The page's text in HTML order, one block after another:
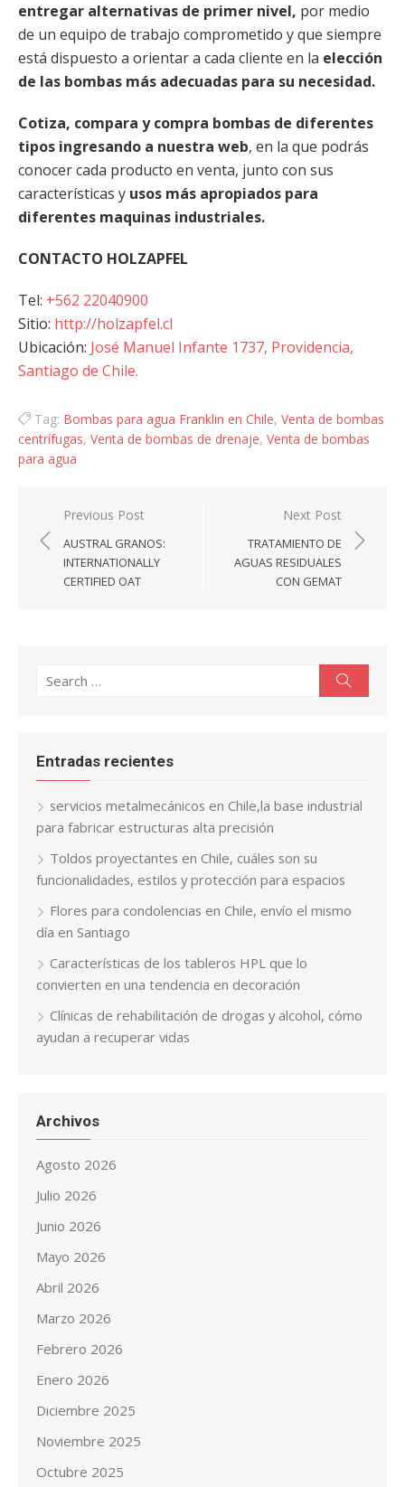
entregar alternativas de primer nivel, por medio
de un equipo de trabajo comprometido y que siempre
está dispuesto a orientar a cada cliente en la elección
de las bombas más adecuadas para su necesidad.
Cotiza, compara y compra bombas de diferentes
tipos ingresando a nuestra web, en la que podrás
conocer cada producto en venta, junto con sus
características y usos más apropiados para
diferentes maquinas industriales.
CONTACTO HOLZAPFEL
Tel: +562 22040900
Sitio: http://holzapfel.cl
Ubicación: José Manuel Infante 1737, Providencia,
Santiago de Chile.
Tag: Bombas para agua Franklin en Chile, Venta de bombas
centrífugas, Venta de bombas de drenaje, Venta de bombas
para agua
Navegación
de
entradas
Previous Post
AUSTRAL GRANOS:
INTERNATIONALLY
CERTIFIED OAT
Next Post
TRATAMIENTO DE
AGUAS RESIDUALES
CON GEMAT
for:
Entradas recientes
servicios metalmecánicos en Chile,la base industrial
para fabricar estructuras alta precisión
Toldos proyectantes en Chile, cuáles son su
funcionalidades, estilos y protección para espacios
Flores para condolencias en Chile, envío el mismo
día en Santiago
Características de los tableros HPL que lo
convierten en una tendencia en decoración
Clínicas de rehabilitación de drogas y alcohol, cómo
ayudan a recuperar vidas
Archivos
Agosto 2026
Julio 2026
Junio 2026
Mayo 2026
Abril 2026
Marzo 2026
Febrero 2026
Enero 2026
Diciembre 2025
Noviembre 2025
Octubre 2025